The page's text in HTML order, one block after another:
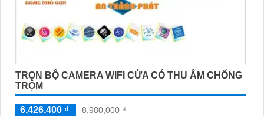
TRỌN BỘ CAMERA WIFI CỬA CÓ THU ÂM CHỐNG
TRỘM
6,426,400 ₫
8,980,000 ₫